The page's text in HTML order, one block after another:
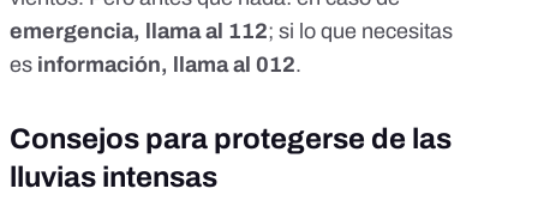
emergencia, llama al 112; si lo que necesitas
es información, llama al 012.
Consejos para protegerse de las
lluvias intensas